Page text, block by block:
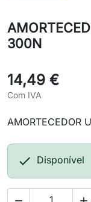
300N
14,49 €
Com IVA
AMORTECEDOR
 Disponível